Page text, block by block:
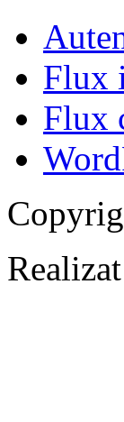
Flux
Flux